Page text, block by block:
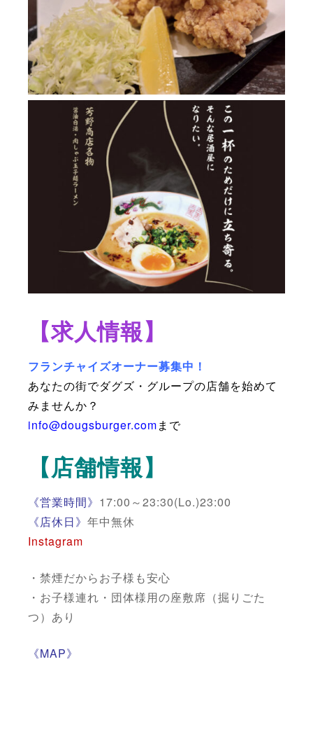
【求人情報】
フランチャイズオーナー募集中！
あなたの街でダグズ・グループの店舗を始めて
みませんか？
info@dougsburger.comまで
【店舗情報】
《営業時間》 17:00～23:30(Lo.)23:00
《店休日》 年中無休
Instagram
・禁煙だからお子様も安心
・お子様連れ・団体様用の座敷席（掘りごた
つ）あり
《MAP》